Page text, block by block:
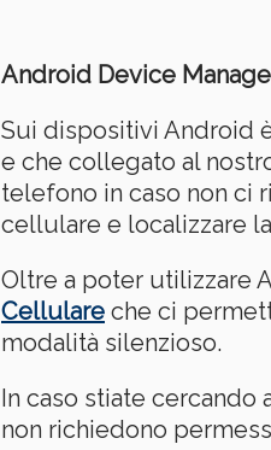
Android Device
Sui dispositivi Android
e che collegato al
telefono in caso non ci
cellulare e localizzare
Oltre a poter utilizzare
Cellulare che ci
modalità silenzioso.
In caso stiate cercando
non richiedono